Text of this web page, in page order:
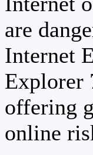
are
Internet
Explorer
offering
online